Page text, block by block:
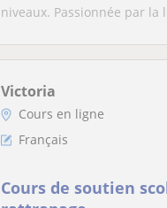
niveaux. Passionnée par
Victoria
Cours en ligne
Français
Cours de soutien